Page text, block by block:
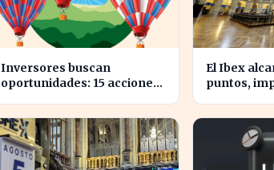
Inversores buscan
oportunidades: 15 acciones
El Ibex
puntos,